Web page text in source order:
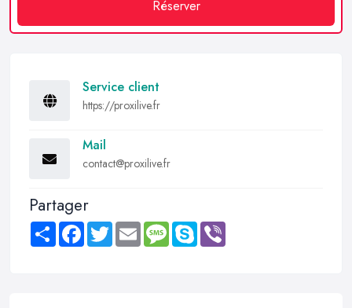
Réserver
Service client
https://proxilive.fr
Mail
contact@proxilive.fr
Partager
Share FacebookTwitter Email MessageSkype